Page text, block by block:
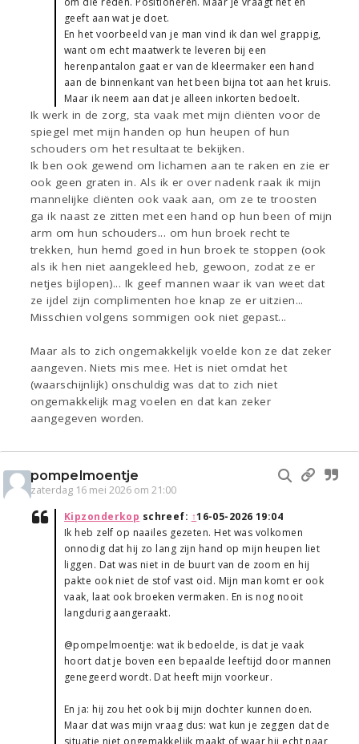
geeft aan wat je doet.
En het voorbeeld van je man vind ik dan wel grappig,
want om echt maatwerk te leveren bij een
herenpantalon gaat er van de kleermaker een hand
aan de binnenkant van het been bijna tot aan het kruis.
Maar ik neem aan dat je alleen inkorten bedoelt.
Ik werk in de zorg, sta vaak met mijn cliënten voor de
spiegel met mijn handen op hun heupen of hun
schouders om het resultaat te bekijken.
Ik ben ook gewend om lichamen aan te raken en zie er
ook geen graten in. Als ik er over nadenk raak ik mijn
mannelijke cliënten ook vaak aan, om ze te troosten
ga ik naast ze zitten met een hand op hun been of mijn
arm om hun schouders... om hun broek recht te
trekken, hun hemd goed in hun broek te stoppen (ook
als ik hen niet aangekleed heb, gewoon, zodat ze er
netjes bijlopen)... Ik geef mannen waar ik van weet dat
ze ijdel zijn complimenten hoe knap ze er uitzien...
Misschien volgens sommigen ook niet gepast...
Maar als to zich ongemakkelijk voelde kon ze dat zeker
aangeven. Niets mis mee. Het is niet omdat het
(waarschijnlijk) onschuldig was dat to zich niet
ongemakkelijk mag voelen en dat kan zeker
aangegeven worden.
pompelmoentje
zaterdag 16 mei 2026 om 21:00
Kipzonderkop schreef: ↑16-05-2026 19:04
Ik heb zelf op naailes gezeten. Het was volkomen
onnodig dat hij zo lang zijn hand op mijn heupen liet
liggen. Dat was niet in de buurt van de zoom en hij
pakte ook niet de stof vast oid. Mijn man komt er ook
vaak, laat ook broeken vermaken. En is nog nooit
langdurig aangeraakt.
@pompelmoentje: wat ik bedoelde, is dat je vaak
hoort dat je boven een bepaalde leeftijd door mannen
genegeerd wordt. Dat heeft mijn voorkeur.
En ja: hij zou het ook bij mijn dochter kunnen doen.
Maar dat was mijn vraag dus: wat kun je zeggen dat de